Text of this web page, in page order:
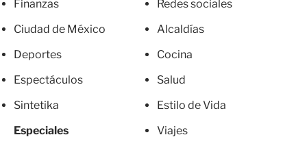
Finanzas
Ciudad de México
Deportes
Espectáculos
Sintetika
Especiales
Redes sociales
Alcaldías
Cocina
Salud
Estilo de Vida
Viajes